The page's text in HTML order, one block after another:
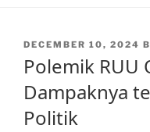
POSTED
DECEMBER 10, 2024
Polemik RUU
Dampaknya
Politik